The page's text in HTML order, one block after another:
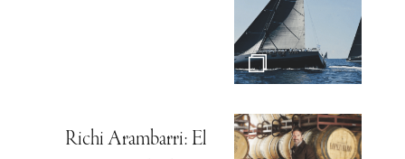
Richi Arambarri: El